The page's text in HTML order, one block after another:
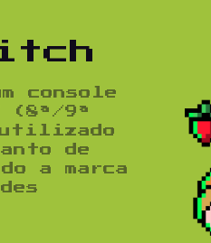
console
(8ª/9ª
utilizado
de
a marca